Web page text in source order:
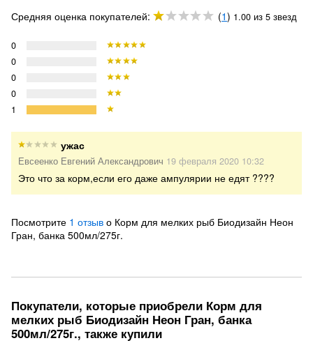
Средняя оценка покупателей: (1) 1.00 из 5 звезд
0
0
0
0
1
ужас
Евсеенко Евгений Александрович 19 февраля 2020 10:32
Это что за корм,если его даже ампулярии не едят ????
Посмотрите 1 отзыв о Корм для мелких рыб Биодизайн Неон
Гран, банка 500мл/275г.
Покупатели, которые приобрели Корм для
мелких рыб Биодизайн Неон Гран, банка
500мл/275г., также купили